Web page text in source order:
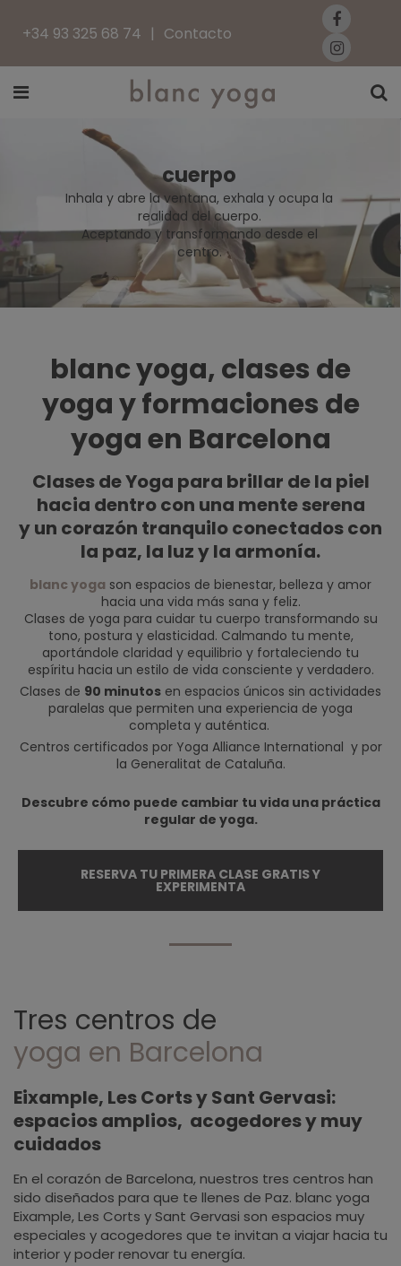
+34 93 325 68 74 Contacto
cuerpo
Inhala y abre la ventana, exhala y ocupa la
realidad del cuerpo.
Aceptando y transformando desde el
centro.
blanc yoga, clases de
yoga y formaciones de
yoga en Barcelona
Clases de Yoga para brillar de la piel
hacia dentro con una mente serena
y un corazón tranquilo conectados con
la paz, la luz y la armonía.
blanc yoga son espacios de bienestar, belleza y amor
hacia una vida más sana y feliz.
Clases de yoga para cuidar tu cuerpo transformando su
tono, postura y elasticidad. Calmando tu mente,
aportándole claridad y equilibrio y fortaleciendo tu
espíritu hacia un estilo de vida consciente y verdadero.
Clases de 90 minutos en espacios únicos sin actividades
paralelas que permiten una experiencia de yoga
completa y auténtica.
Centros certificados por Yoga Alliance International y por
la Generalitat de Cataluña.
Descubre cómo puede cambiar tu vida una práctica
regular de yoga.
RESERVA TU PRIMERA CLASE GRATIS Y
EXPERIMENTA
Tres centros de
yoga en Barcelona
Eixample, Les Corts y Sant Gervasi:
espacios amplios, acogedores y muy
cuidados
En el corazón de Barcelona, nuestros tres centros han
sido diseñados para que te llenes de Paz. blanc yoga
Eixample, Les Corts y Sant Gervasi son espacios muy
especiales y acogedores que te invitan a viajar hacia tu
interior y poder renovar tu energía.